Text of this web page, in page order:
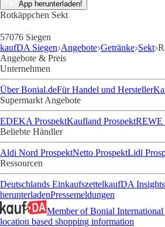
App herunterladen!
Rotkäppchen Sekt
57076 Siegen
kaufDA Siegen Angebote Getränke Sekt
Angebote & Preis
Unternehmen
Über Bonial.deFür Handel und Hersteller
Supermarkt Angebote
EDEKA ProspektKaufland ProspektREWE
Beliebte Händler
Aldi Nord ProspektNetto ProspektLidl
Ressourcen
Deutschlands EinkaufszettelkaufDA Insights
herunterladenPressemeldungen
Member of Bonial
location based shopping information